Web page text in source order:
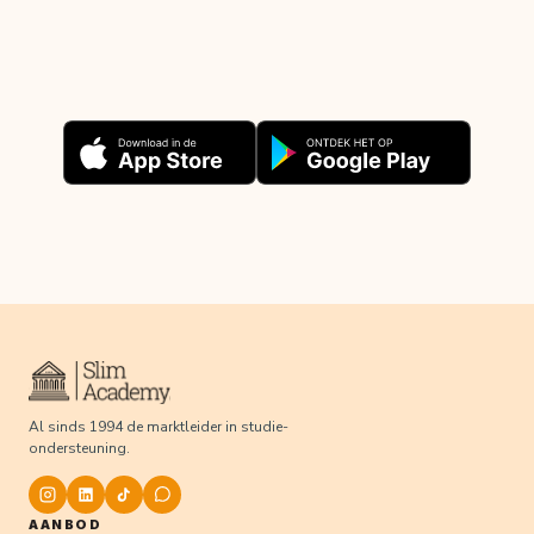
Al sinds 1994 de marktleider in studie-
ondersteuning.
AANBOD